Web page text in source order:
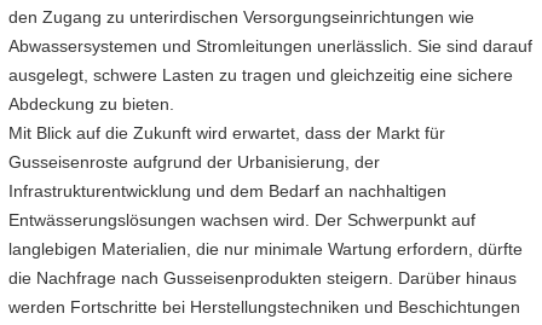
den Zugang zu unterirdischen Versorgungseinrichtungen wie
Abwassersystemen und Stromleitungen unerlässlich. Sie sind darauf
ausgelegt, schwere Lasten zu tragen und gleichzeitig eine sichere
Abdeckung zu bieten.
Mit Blick auf die Zukunft wird erwartet, dass der Markt für
Gusseisenroste aufgrund der Urbanisierung, der
Infrastrukturentwicklung und dem Bedarf an nachhaltigen
Entwässerungslösungen wachsen wird. Der Schwerpunkt auf
langlebigen Materialien, die nur minimale Wartung erfordern, dürfte
die Nachfrage nach Gusseisenprodukten steigern. Darüber hinaus
werden Fortschritte bei Herstellungstechniken und Beschichtungen